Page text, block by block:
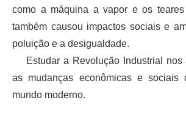
como a máquina a vapor e os teares
também causou impactos sociais e
poluição e a desigualdade.
Estudar a Revolução Industrial nos
as mudanças econômicas e sociais
mundo moderno.